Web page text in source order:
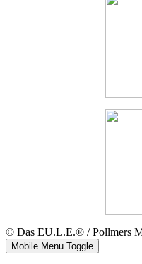
© Das EU.L.E.® / Pollmers
Mobile Menu Toggle